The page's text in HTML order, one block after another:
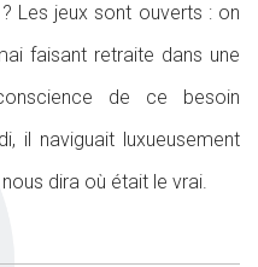
Les jeux sont ouverts : on
faisant retraite dans une
de ce besoin
il naviguait luxueusement
dira où était le vrai.